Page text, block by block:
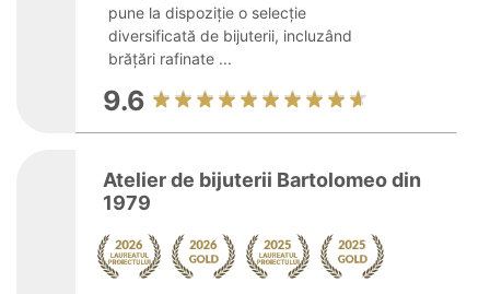
pune la dispoziție o selecție
diversificată de bijuterii, incluzând
brățări rafinate ...
9.6
Atelier de bijuterii Bartolomeo din
1979